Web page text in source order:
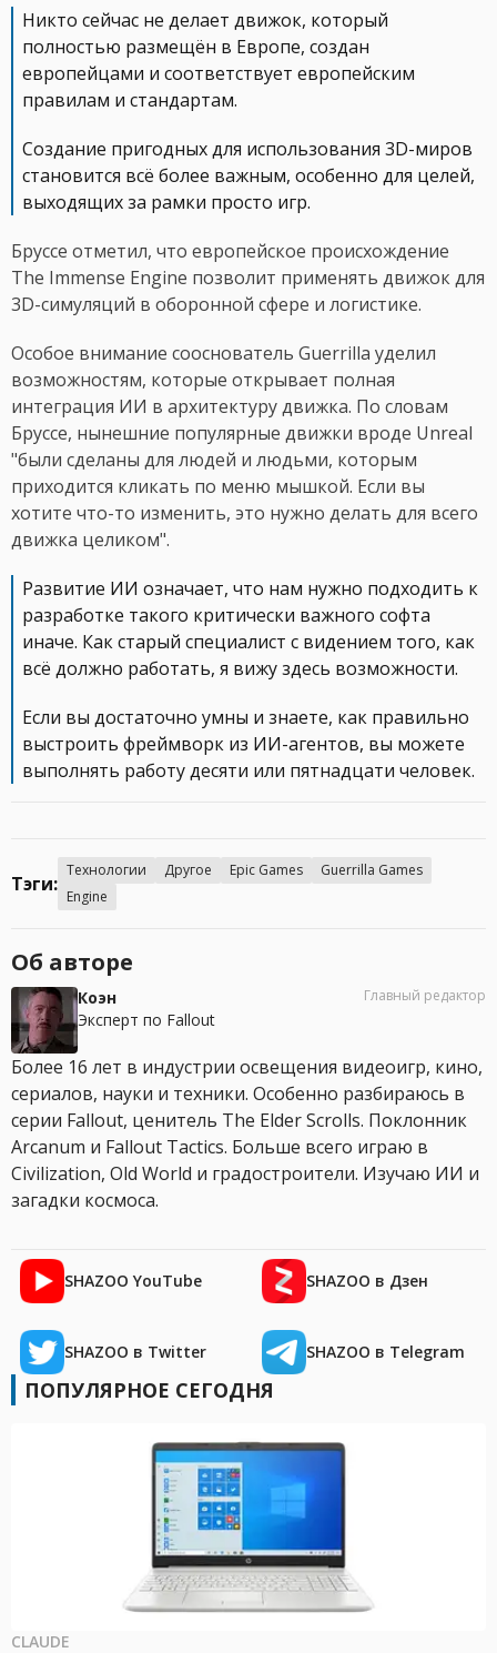
Никто сейчас не делает движок, который
полностью размещён в Европе, создан
европейцами и соответствует европейским
правилам и стандартам.
Создание пригодных для использования 3D-миров
становится всё более важным, особенно для целей,
выходящих за рамки просто игр.
Бруссе отметил, что европейское происхождение
The Immense Engine позволит применять движок для
3D-симуляций в оборонной сфере и логистике.
Особое внимание сооснователь Guerrilla уделил
возможностям, которые открывает полная
интеграция ИИ в архитектуру движка. По словам
Бруссе, нынешние популярные движки вроде Unreal
"были сделаны для людей и людьми, которым
приходится кликать по меню мышкой. Если вы
хотите что-то изменить, это нужно делать для всего
движка целиком".
Развитие ИИ означает, что нам нужно подходить к
разработке такого критически важного софта
иначе. Как старый специалист с видением того, как
всё должно работать, я вижу здесь возможности.
Если вы достаточно умны и знаете, как правильно
выстроить фреймворк из ИИ-агентов, вы можете
выполнять работу десяти или пятнадцати человек.
Тэги:
Технологии Другое Epic Games
Guerrilla Games
Engine
Об авторе
Коэн
Эксперт по Fallout
Главный редактор
Более 16 лет в индустрии освещения видеоигр, кино,
сериалов, науки и техники. Особенно разбираюсь в
серии Fallout, ценитель The Elder Scrolls. Поклонник
Arcanum и Fallout Tactics. Больше всего играю в
Civilization, Old World и градостроители. Изучаю ИИ и
загадки космоса.
SHAZOO YouTube SHAZOO в Дзен
SHAZOO в Twitter SHAZOO в Telegram
ПОПУЛЯРНОЕ СЕГОДНЯ
CLAUDE